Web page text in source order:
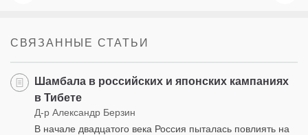
СВЯЗАННЫЕ СТАТЬИ
Шамбала в российских и японских кампаниях
в Тибете
Д-р Александр Берзин
В начале двадцатого века Россия пыталась повлиять на